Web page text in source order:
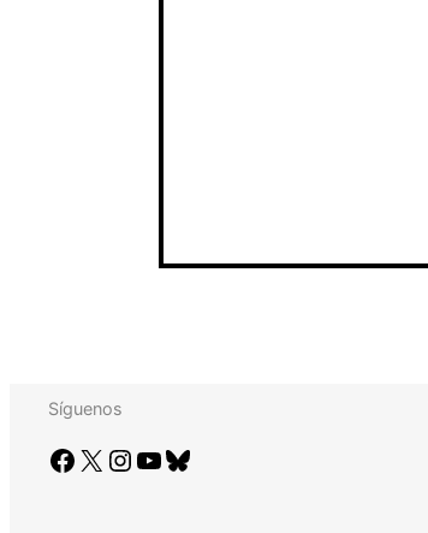
Síguenos
Facebook X Instagram YouTube Bluesky